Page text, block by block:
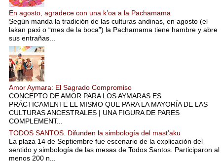
En agosto, agradece con una k’oa a la Pachamama
Según manda la tradición de las culturas andinas, en agosto (el
lakan paxi o “mes de la boca”) la Pachamama tiene hambre y abre
sus entrañas...
Amor Aymara: El Sagrado Compromiso
CONCEPTO DE AMOR PARA LOS AYMARAS ES
PRÁCTICAMENTE EL MISMO QUE PARA LA MAYORÍA DE LAS
CULTURAS ANCESTRALES | UNA FIGURA DE PARES
COMPLEMENT...
TODOS SANTOS. Difunden la simbología del mast’aku
La plaza 14 de Septiembre fue escenario de la explicación del
sentido y simbología de las mesas de Todos Santos. Participaron al
menos 200 n...